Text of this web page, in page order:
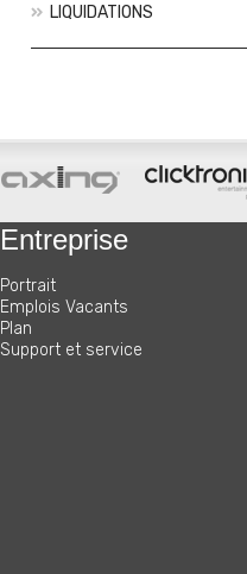
LIQUIDATIONS
Entreprise
Portrait
Emplois Vacants
Plan
Support et service